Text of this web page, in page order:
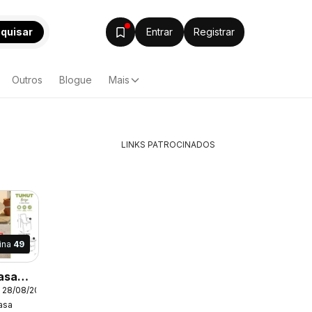
Entrar Registrar
Outros Blogue Mais
49
Livre
08/2026
LINKS PATROCINADOS